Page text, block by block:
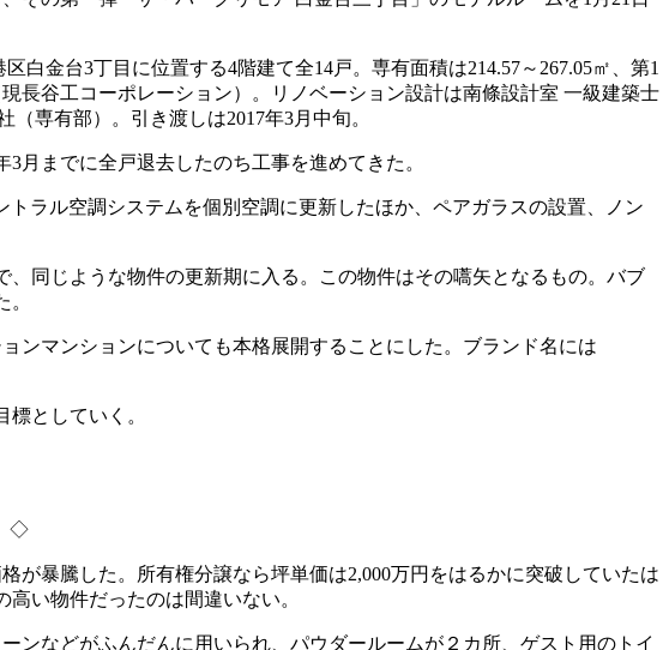
金台3丁目に位置する4階建て全14戸。専有面積は214.57～267.05㎡、第1
長谷工コーポレーション）。リノベーション設計は南條設計室 一級建築士
専有部）。引き渡しは2017年3月中旬。
月までに全戸退去したのち工事を進めてきた。
ラル空調システムを個別空調に更新したほか、ペアガラスの設置、ノン
同じような物件の更新期に入る。この物件はその嚆矢となるもの。バブ
ンマンションについても本格展開することにした。ブランド名には
としていく。
暴騰した。所有権分譲なら坪単価は2,000万円をはるかに突破していたは
い物件だったのは間違いない。
などがふんだんに用いられ、パウダールームが２カ所、ゲスト用のトイ